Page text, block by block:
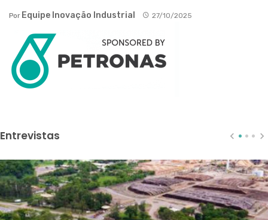
Por Equipe Inovação Industrial 27/10/2025
Entrevistas